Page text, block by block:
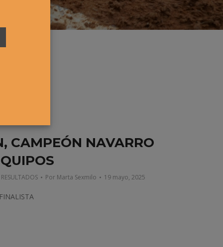
CAMPEÓN NAVARRO
RESULTADOS Por Marta Sexmilo 19 mayo, 2025